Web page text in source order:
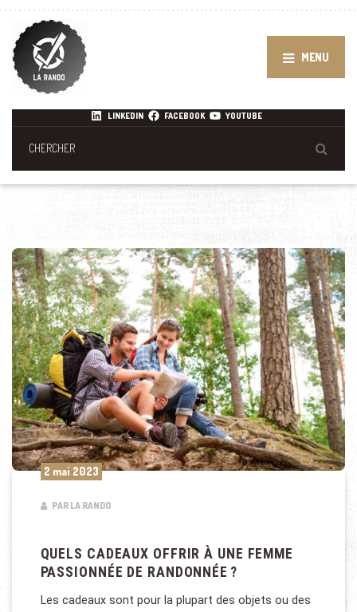
MENU
LINKEDIN FACEBOOK YOUTUBE
2 mai 2023
PAR LA RANDO
QUELS CADEAUX OFFRIR À UNE FEMME
PASSIONNÉE DE RANDONNÉE ?
Les cadeaux sont pour la plupart des objets ou des